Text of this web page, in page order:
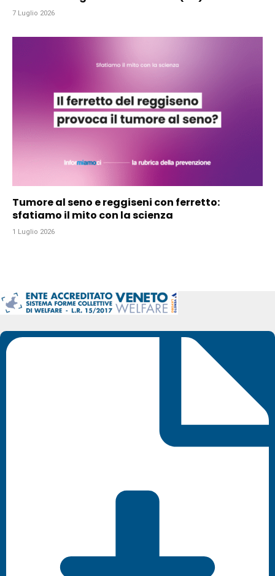
7 Luglio 2026
Tumore al seno e reggiseni con ferretto:
sfatiamo il mito con la scienza
1 Luglio 2026